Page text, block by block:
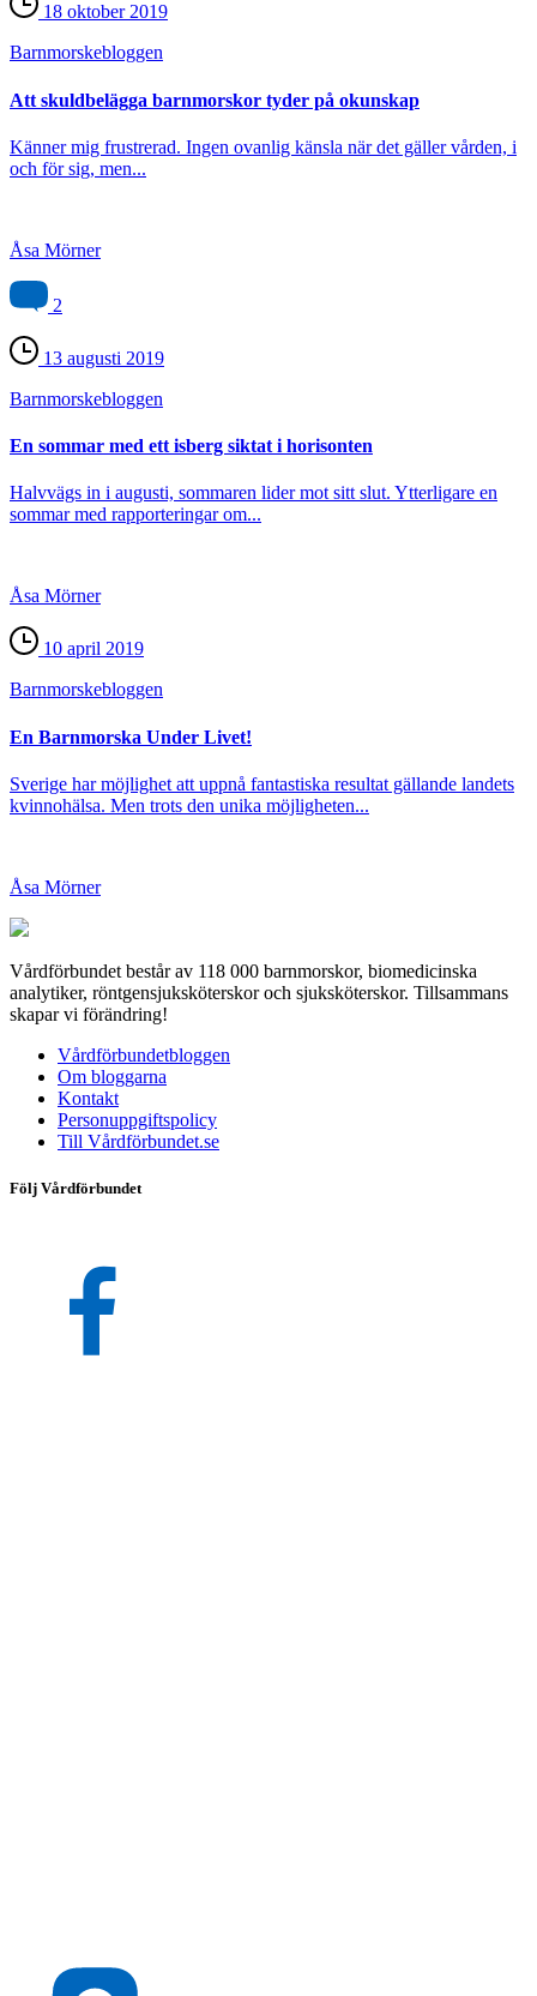
18 oktober 2019
Barnmorske­bloggen
Att skuldbelägga barnmorskor tyder på okunskap
Känner mig frustrerad. Ingen ovanlig känsla när det gäller vården, i
och för sig, men...
Åsa Mörner
2
13 augusti 2019
Barnmorske­bloggen
En sommar med ett isberg siktat i horisonten
Halvvägs in i augusti, sommaren lider mot sitt slut. Ytterligare en
sommar med rapporteringar om...
Åsa Mörner
10 april 2019
Barnmorske­bloggen
En Barnmorska Under Livet!
Sverige har möjlighet att uppnå fantastiska resultat gällande landets
kvinnohälsa. Men trots den unika möjligheten...
Åsa Mörner
Vårdförbundet består av 118 000 barnmorskor, biomedicinska
analytiker, röntgensjuksköterskor och sjuksköterskor. Tillsammans
skapar vi förändring!
Vårdförbundetbloggen
Om bloggarna
Kontakt
Personuppgiftspolicy
Till Vårdförbundet.se
Följ Vårdförbundet